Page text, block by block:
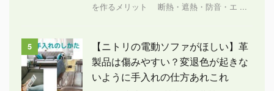
を作るメリット 断熱・遮熱・防音・エ ...
5
【ニトリの電動ソファがほしい】革
製品は傷みやすい？変退色が起きな
いように手入れの仕方あれこれ